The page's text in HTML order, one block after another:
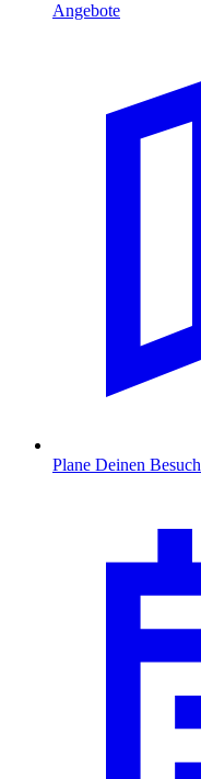
Angebote
Plane Deinen Besuch